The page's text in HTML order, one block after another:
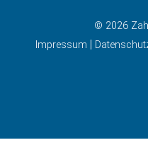
© 2026
Impressum |